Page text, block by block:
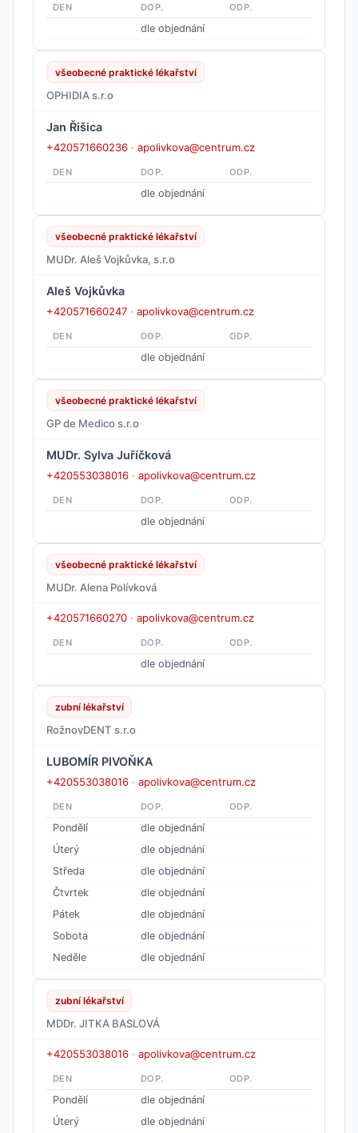
DEN DOP. ODP.
dle objednání
všeobecné praktické lékařství
OPHIDIA s.r.o
Jan Řišica
+420571660236 · apolivkova@centrum.cz
DEN DOP. ODP.
dle objednání
všeobecné praktické lékařství
MUDr. Aleš Vojkůvka, s.r.o
Aleš Vojkůvka
+420571660247 · apolivkova@centrum.cz
DEN DOP. ODP.
dle objednání
všeobecné praktické lékařství
GP de Medico s.r.o
MUDr. Sylva Juříčková
+420553038016 · apolivkova@centrum.cz
DEN DOP. ODP.
dle objednání
všeobecné praktické lékařství
MUDr. Alena Polívková
+420571660270 · apolivkova@centrum.cz
DEN DOP. ODP.
dle objednání
zubní lékařství
RožnovDENT s.r.o
LUBOMÍR PIVOŇKA
+420553038016 · apolivkova@centrum.cz
DEN DOP. ODP.
Pondělí
dle objednání
Úterý
dle objednání
Středa
dle objednání
Čtvrtek
dle objednání
Pátek
dle objednání
Sobota
dle objednání
Neděle
dle objednání
zubní lékařství
MDDr. JITKA BASLOVÁ
+420553038016 · apolivkova@centrum.cz
DEN DOP. ODP.
Pondělí
dle objednání
Úterý
dle objednání